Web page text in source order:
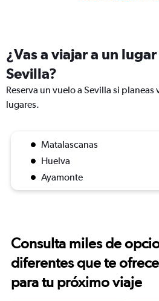
¿Vas a viajar a un
Sevilla?
Reserva un vuelo a Sevilla si
lugares.
Matalascanas
Huelva
Ayamonte
Consulta miles de
diferentes que te
para tu próximo viaje